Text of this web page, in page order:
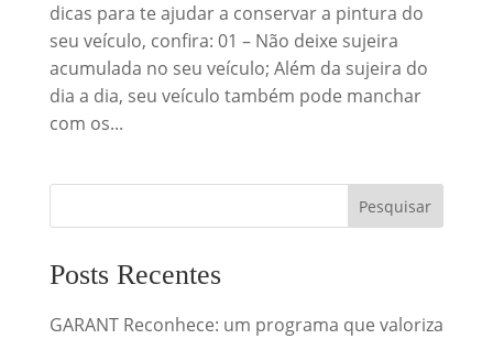
dicas para te ajudar a conservar a pintura do
seu veículo, confira: 01 – Não deixe sujeira
acumulada no seu veículo; Além da sujeira do
dia a dia, seu veículo também pode manchar
com os...
Posts Recentes
GARANT Reconhece: um programa que valoriza